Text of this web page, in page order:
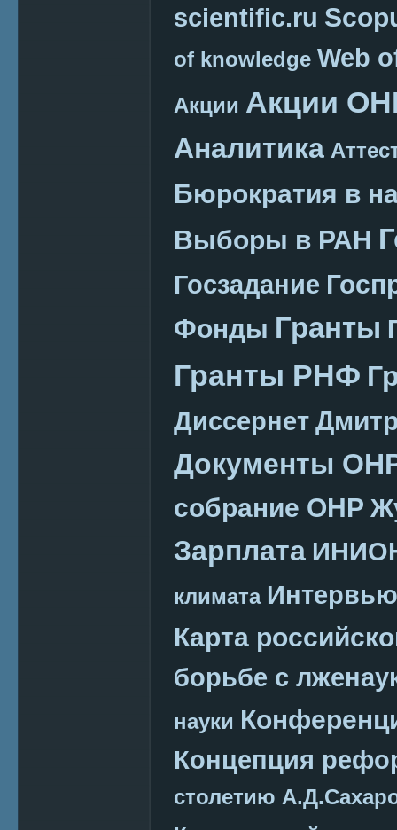
scientific.ru
of knowledge Web
Акции Акции
Аналитика
Бюрократия в
Выборы в РАН
Госзадание
Фонды Гранты
Гранты РНФ
Диссернет
Документы
собрание ОНР
Зарплата
климата Интервью
Карта
борьбе с
науки
Концепция
столетию